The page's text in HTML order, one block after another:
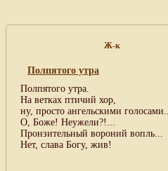
Ж-к
Полпятого утра
Полпятого утра.
На ветках птичий хор,
ну, просто ангельскими голосами...
О, Боже! Неужели?!...
Пронзительный вороний вопль...
Нет, слава Богу, жив!